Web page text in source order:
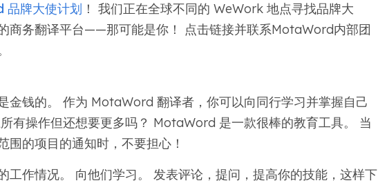
牌大使计划 ！ 我们正在全球不同的 WeWork 地点寻找品牌大
商务翻译平台——那可能是你！ 点击链接并联系MotaWord内部团
金钱的。 作为 MotaWord 翻译者，你可以向同行学习并掌握自己
有操作但还想要更多吗？ MotaWord 是一款很棒的教育工具。 当
围的项目的通知时，不要担心！
工作情况。 向他们学习。 发表评论，提问，提高你的技能，这样下